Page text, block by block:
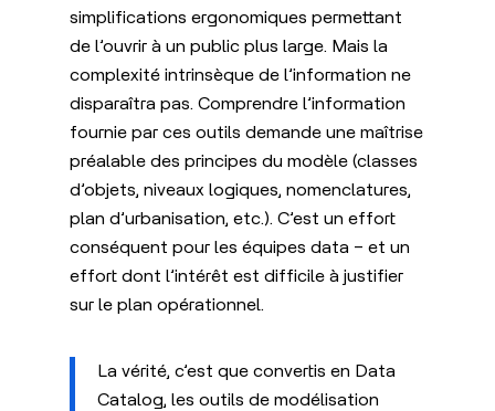
simplifications ergonomiques permettant
de l’ouvrir à un public plus large. Mais la
complexité intrinsèque de l’information ne
disparaîtra pas. Comprendre l’information
fournie par ces outils demande une maîtrise
préalable des principes du modèle (classes
d’objets, niveaux logiques, nomenclatures,
plan d’urbanisation, etc.). C’est un effort
conséquent pour les équipes data – et un
effort dont l’intérêt est difficile à justifier
sur le plan opérationnel.
La vérité, c’est que convertis en Data
Catalog, les outils de modélisation